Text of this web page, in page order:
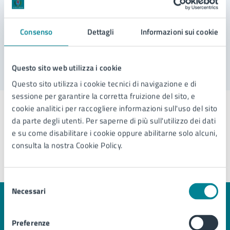
Consenso Dettagli Informazioni sui cookie
Questo sito web utilizza i cookie
Questo sito utilizza i cookie tecnici di navigazione e di
sessione per garantire la corretta fruizione del sito, e
cookie analitici per raccogliere informazioni sull'uso del sito
da parte degli utenti. Per saperne di più sull'utilizzo dei dati
e su come disabilitare i cookie oppure abilitarne solo alcuni,
consulta la nostra Cookie Policy.
Selezione
delNecessari
Preferenze
Torna all'indice
pagina?